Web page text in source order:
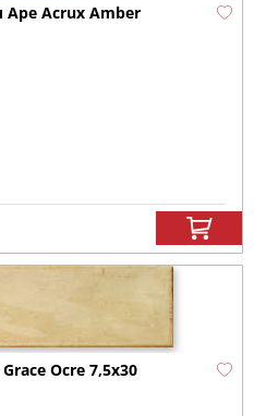
Ape Acrux Amber
Ocre 7,5x30